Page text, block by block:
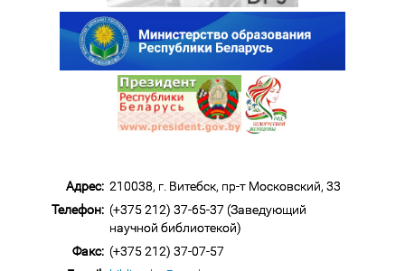
Адрес: 210038, г. Витебск, пр-т Московский, 33
Телефон: (+375 212) 37-65-37 (Заведующий
научной библиотекой)
Факс: (+375 212) 37-07-57